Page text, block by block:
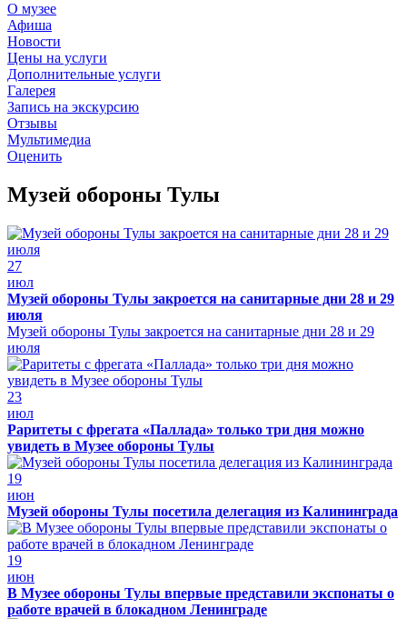
О музее
Афиша
Новости
Цены на услуги
Дополнительные услуги
Галерея
Запись на экскурсию
Отзывы
Мультимедиа
Оценить
Музей обороны Тулы
27
июл
Музей обороны Тулы закроется на санитарные дни 28 и 29
июля
Музей обороны Тулы закроется на санитарные дни 28 и 29
июля
23
июл
Раритеты с фрегата «Паллада» только три дня можно
увидеть в Музее обороны Тулы
19
июн
Музей обороны Тулы посетила делегация из Калининграда
19
июн
В Музее обороны Тулы впервые представили экспонаты о
работе врачей в блокадном Ленинграде